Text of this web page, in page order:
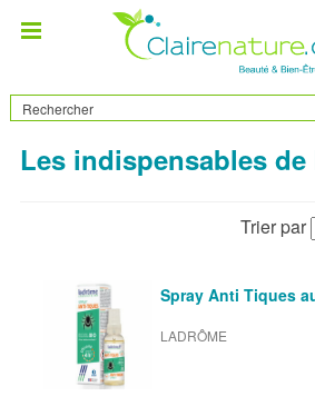
Les indispensables de
Trier par
Spray Anti Tiques
LADRÔME